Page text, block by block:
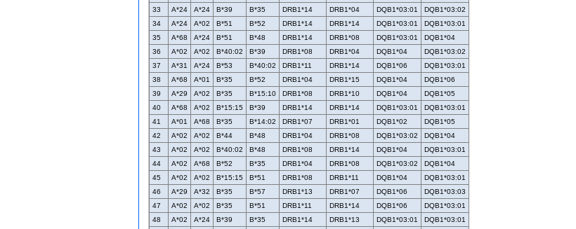
33
A*24 A*24 B*39 B*35 DRB1*14 DRB1*04 DQB1*03:01
DQB1*03:02
34
A*24 A*02 B*51 B*52 DRB1*14 DRB1*14 DQB1*03:01
DQB1*03:01
35
A*68 A*24 B*51 B*48 DRB1*14 DRB1*08 DQB1*03:01
DQB1*04
36
A*02 A*02 B*40:02 B*39 DRB1*08 DRB1*04 DQB1*04
DQB1*03:02
37
A*31 A*24 B*53 B*40:02 DRB1*11 DRB1*14 DQB1*06
DQB1*03:01
38
A*68 A*01 B*35 B*52 DRB1*04 DRB1*15 DQB1*04
DQB1*06
39
A*29 A*02 B*35 B*15:10 DRB1*08 DRB1*10 DQB1*04
DQB1*05
40
A*68 A*02 B*15:15 B*39 DRB1*14 DRB1*14 DQB1*03:01
DQB1*03:01
41
A*01 A*68 B*35 B*14:02 DRB1*07 DRB1*01 DQB1*02
DQB1*05
42
A*02 A*02 B*44 B*48 DRB1*04 DRB1*08 DQB1*03:02
DQB1*04
43
A*02 A*02 B*40:02 B*48 DRB1*08 DRB1*14 DQB1*04
DQB1*03:01
44
A*02 A*68 B*52 B*35 DRB1*04 DRB1*08 DQB1*03:02
DQB1*04
45
A*02 A*02 B*15:15 B*51 DRB1*08 DRB1*11 DQB1*04
DQB1*03:01
46
A*29 A*32 B*35 B*57 DRB1*13 DRB1*07 DQB1*06
DQB1*03:03
47
A*02 A*02 B*35 B*51 DRB1*11 DRB1*14 DQB1*06
DQB1*03:01
48
A*02 A*24 B*39 B*35 DRB1*14 DRB1*13 DQB1*03:01
DQB1*03:01